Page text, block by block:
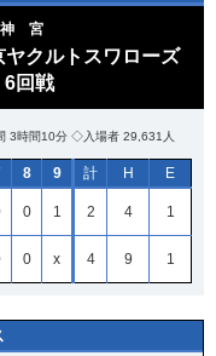
神 宮
ヤクルトスワローズ
6回戦
3時間10分 ◇入場者 29,631人
8 9 計 H E
0 1 2 4 1
0 x 4 9 1